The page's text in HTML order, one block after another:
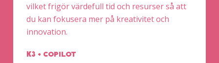
vilket frigör värdefull tid och resurser så att
du kan fokusera mer på kreativitet och
innovation.
K3 + COPILOT